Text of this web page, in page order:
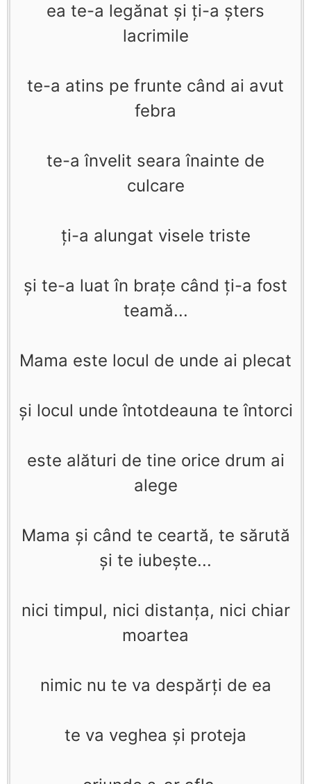
ea te-a legănat şi ţi-a şters
lacrimile
te-a atins pe frunte când ai avut
febra
te-a învelit seara înainte de
culcare
ţi-a alungat visele triste
şi te-a luat în braţe când ţi-a fost
teamă...
Mama este locul de unde ai plecat
şi locul unde întotdeauna te întorci
este alături de tine orice drum ai
alege
Mama şi când te ceartă, te sărută
şi te iubeşte...
nici timpul, nici distanţa, nici chiar
moartea
nimic nu te va despărţi de ea
te va veghea şi proteja